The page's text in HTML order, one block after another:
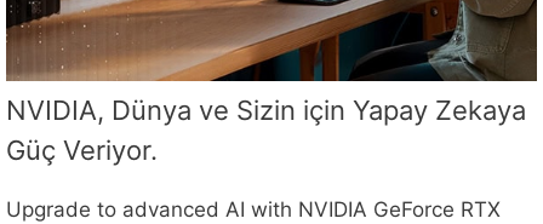
NVIDIA, Dünya ve Sizin için Yapay Zekaya
Güç Veriyor.
Upgrade to advanced AI with NVIDIA GeForce RTX